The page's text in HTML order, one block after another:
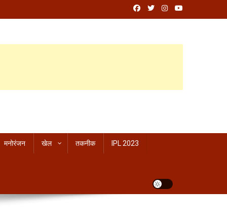
मनोरंजन खेल तकनीक IPL 2023